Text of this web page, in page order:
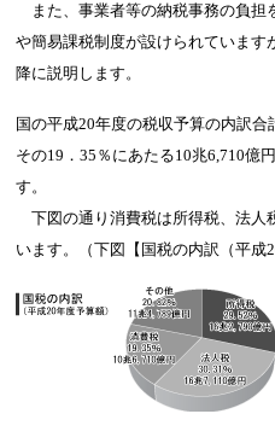
また、事業者等の納税事務の負担
や簡易課税制度が設けられています
降に説明します。
国の平成20年度の税収予算の内訳合
その19．35％にあたる10兆6,710億
す。
下図の通り消費税は所得税、法人
います。（下図【国税の内訳（平成